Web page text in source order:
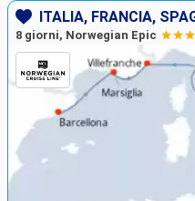
Mesi di partenza
Porti
ITALIA, FRANCIA,
8 giorni, Norwegian Epic